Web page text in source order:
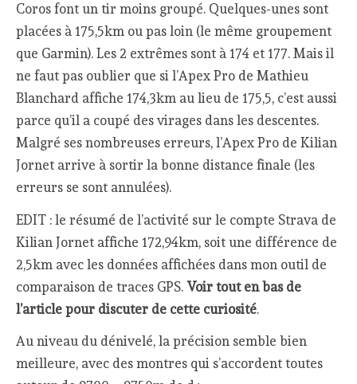
Coros font un tir moins groupé. Quelques-unes sont
placées à 175,5km ou pas loin (le même groupement
que Garmin). Les 2 extrêmes sont à 174 et 177. Mais il
ne faut pas oublier que si l’Apex Pro de Mathieu
Blanchard affiche 174,3km au lieu de 175,5, c’est aussi
parce qu’il a coupé des virages dans les descentes.
Malgré ses nombreuses erreurs, l’Apex Pro de Kilian
Jornet arrive à sortir la bonne distance finale (les
erreurs se sont annulées).
EDIT : le résumé de l’activité sur le compte Strava de
Kilian Jornet affiche 172,94km, soit une différence de
2,5km avec les données affichées dans mon outil de
comparaison de traces GPS. Voir tout en bas de
l’article pour discuter de cette curiosité.
Au niveau du dénivelé, la précision semble bien
meilleure, avec des montres qui s’accordent toutes